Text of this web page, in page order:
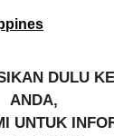
DULU
ANDA,
UNTUK